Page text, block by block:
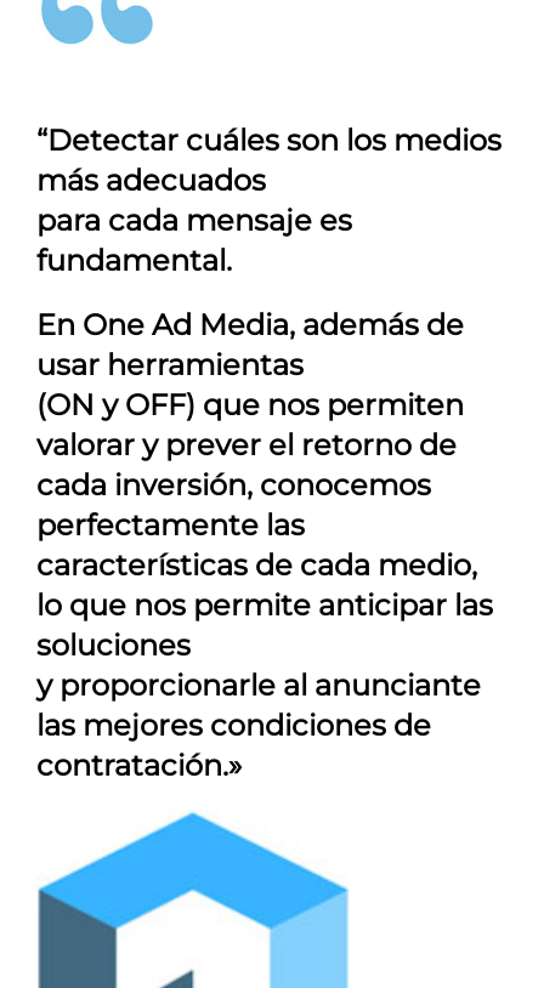
“Detectar cuáles son los medios
más adecuados
para cada mensaje es
fundamental.
En One Ad Media, además de
usar herramientas
(ON y OFF) que nos permiten
valorar y prever el retorno de
cada inversión, conocemos
perfectamente las
características de cada medio,
lo que nos permite anticipar las
soluciones
y proporcionarle al anunciante
las mejores condiciones de
contratación.»